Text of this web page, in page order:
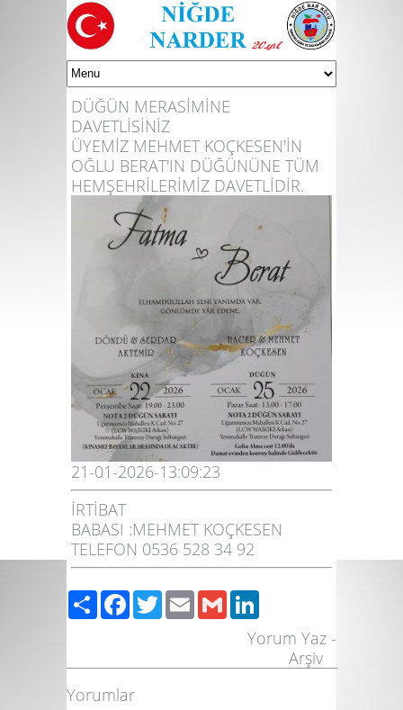
DÜĞÜN MERASİMİNE
DAVETLİSİNİZ
ÜYEMİZ MEHMET KOÇKESEN'İN
OĞLU BERAT'IN DÜĞÜNÜNE TÜM
HEMŞEHRİLERİMİZ DAVETLİDİR.
21-01-2026-13:09:23
İRTİBAT
BABASI :MEHMET KOÇKESEN
TELEFON 0536 528 34 92
ShareFacebook
TwitterEmailGmail
Yorum Yaz -
Arşiv
Yorumlar